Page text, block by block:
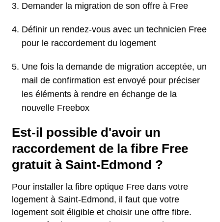
Demander la migration de son offre à Free
Définir un rendez-vous avec un technicien Free
pour le raccordement du logement
Une fois la demande de migration acceptée, un
mail de confirmation est envoyé pour préciser
les éléments à rendre en échange de la
nouvelle Freebox
Est-il possible d'avoir un
raccordement de la fibre Free
gratuit à Saint-Edmond ?
Pour installer la fibre optique Free dans votre
logement à Saint-Edmond, il faut que votre
logement soit éligible et choisir une offre fibre.